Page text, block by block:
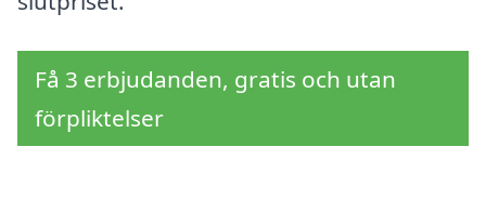
Få 3 erbjudanden, gratis och utan
förpliktelser